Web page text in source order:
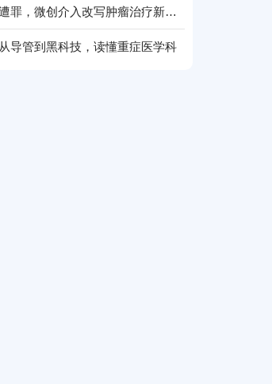
不挨刀、少遭罪，微创介入改写肿瘤治疗新格局
导管到黑科技，读懂重症医学科